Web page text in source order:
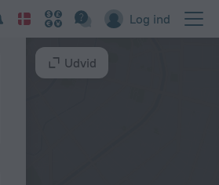
Log ind
Udvid